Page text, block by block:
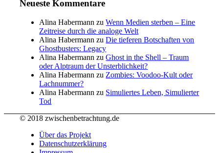
Neueste Kommentare
Alina Habermann zuWenn Medien sterben – Eine
Zeitreise durch die analoge Welt
Alina Habermann zuDie tieferen Botschaften von
Ghostbusters: Legacy
Alina Habermann zuGhost in the Shell – Traum
oder Alptraum der Unsterblichkeit?
Alina Habermann zu Zombies: Voodoo-Kult oder
Lachnummer?
Alina Habermann zu Simuliertes Leben, Simulierter
Tod
© 2018 zwischenbetrachtung.de
Über das Projekt
Datenschutzerklärung